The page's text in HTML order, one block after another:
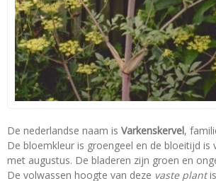
De nederlandse naam is Varkenskervel,
De bloemkleur is groengeel en de bloeitijd is
met augustus. De bladeren zijn groen en
De volwassen hoogte van deze vaste plant